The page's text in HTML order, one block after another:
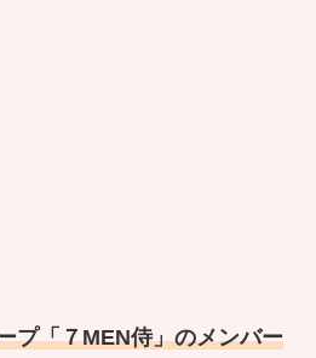
プ「７MEN侍」のメンバー